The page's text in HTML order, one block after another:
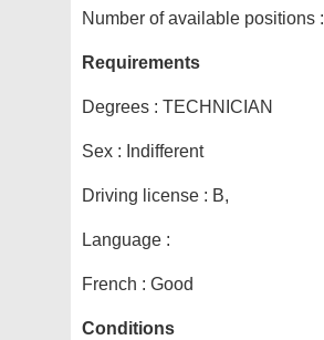
Number of available positions :
Requirements
Degrees : TECHNICIAN
Sex : Indifferent
Driving license : B,
Language :
French : Good
Conditions